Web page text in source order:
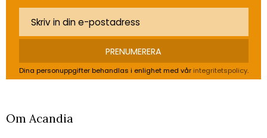
PRENUMERERA
Dina personuppgifter behandlas i enlighet med vår integritetspolicy.
Om Acandia